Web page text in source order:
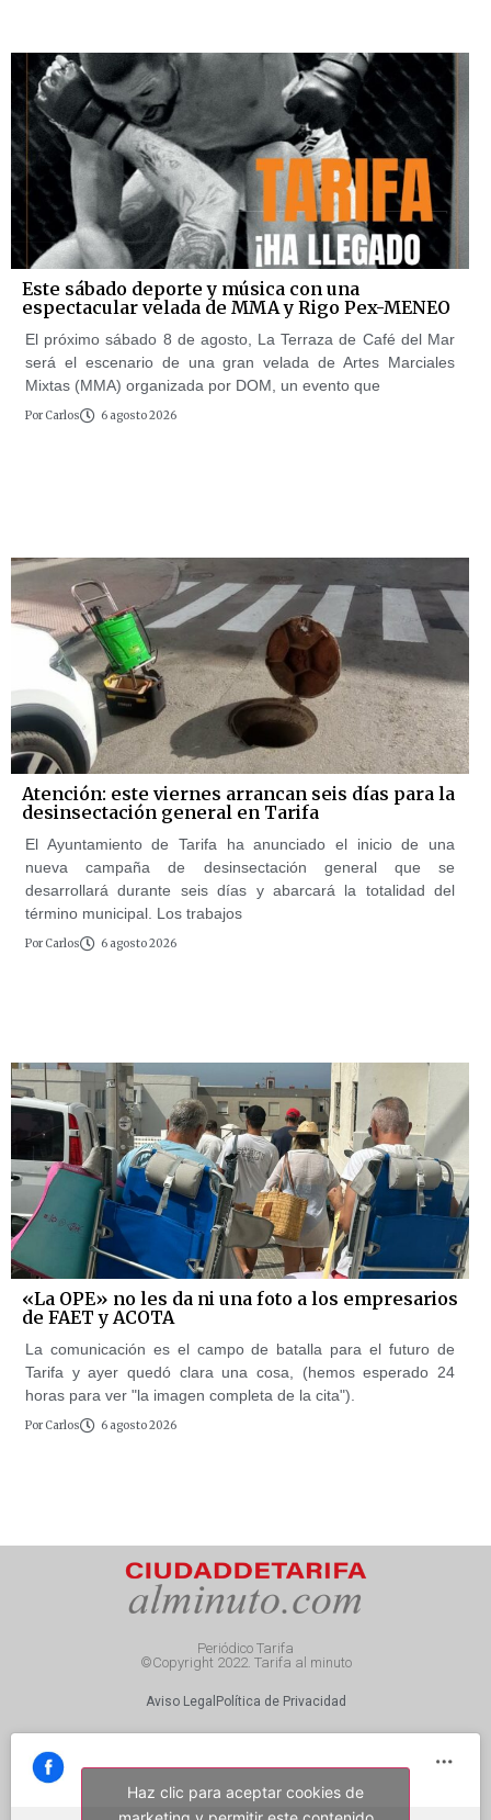
Este sábado deporte y música con una
espectacular velada de MMA y Rigo Pex-MENEO
El próximo sábado 8 de agosto, La Terraza de Café del Mar
será el escenario de una gran velada de Artes Marciales
Mixtas (MMA) organizada por DOM, un evento que
Por Carlos 6 agosto 2026
Atención: este viernes arrancan seis días para la
desinsectación general en Tarifa
El Ayuntamiento de Tarifa ha anunciado el inicio de una
nueva campaña de desinsectación general que se
desarrollará durante seis días y abarcará la totalidad del
término municipal. Los trabajos
Por Carlos 6 agosto 2026
«La OPE» no les da ni una foto a los empresarios
de FAET y ACOTA
La comunicación es el campo de batalla para el futuro de
Tarifa y ayer quedó clara una cosa, (hemos esperado 24
horas para ver "la imagen completa de la cita").
Por Carlos 6 agosto 2026
Periódico Tarifa
©Copyright 2022. Tarifa al minuto
Aviso Legal Política de Privacidad
Haz clic para aceptar cookies de